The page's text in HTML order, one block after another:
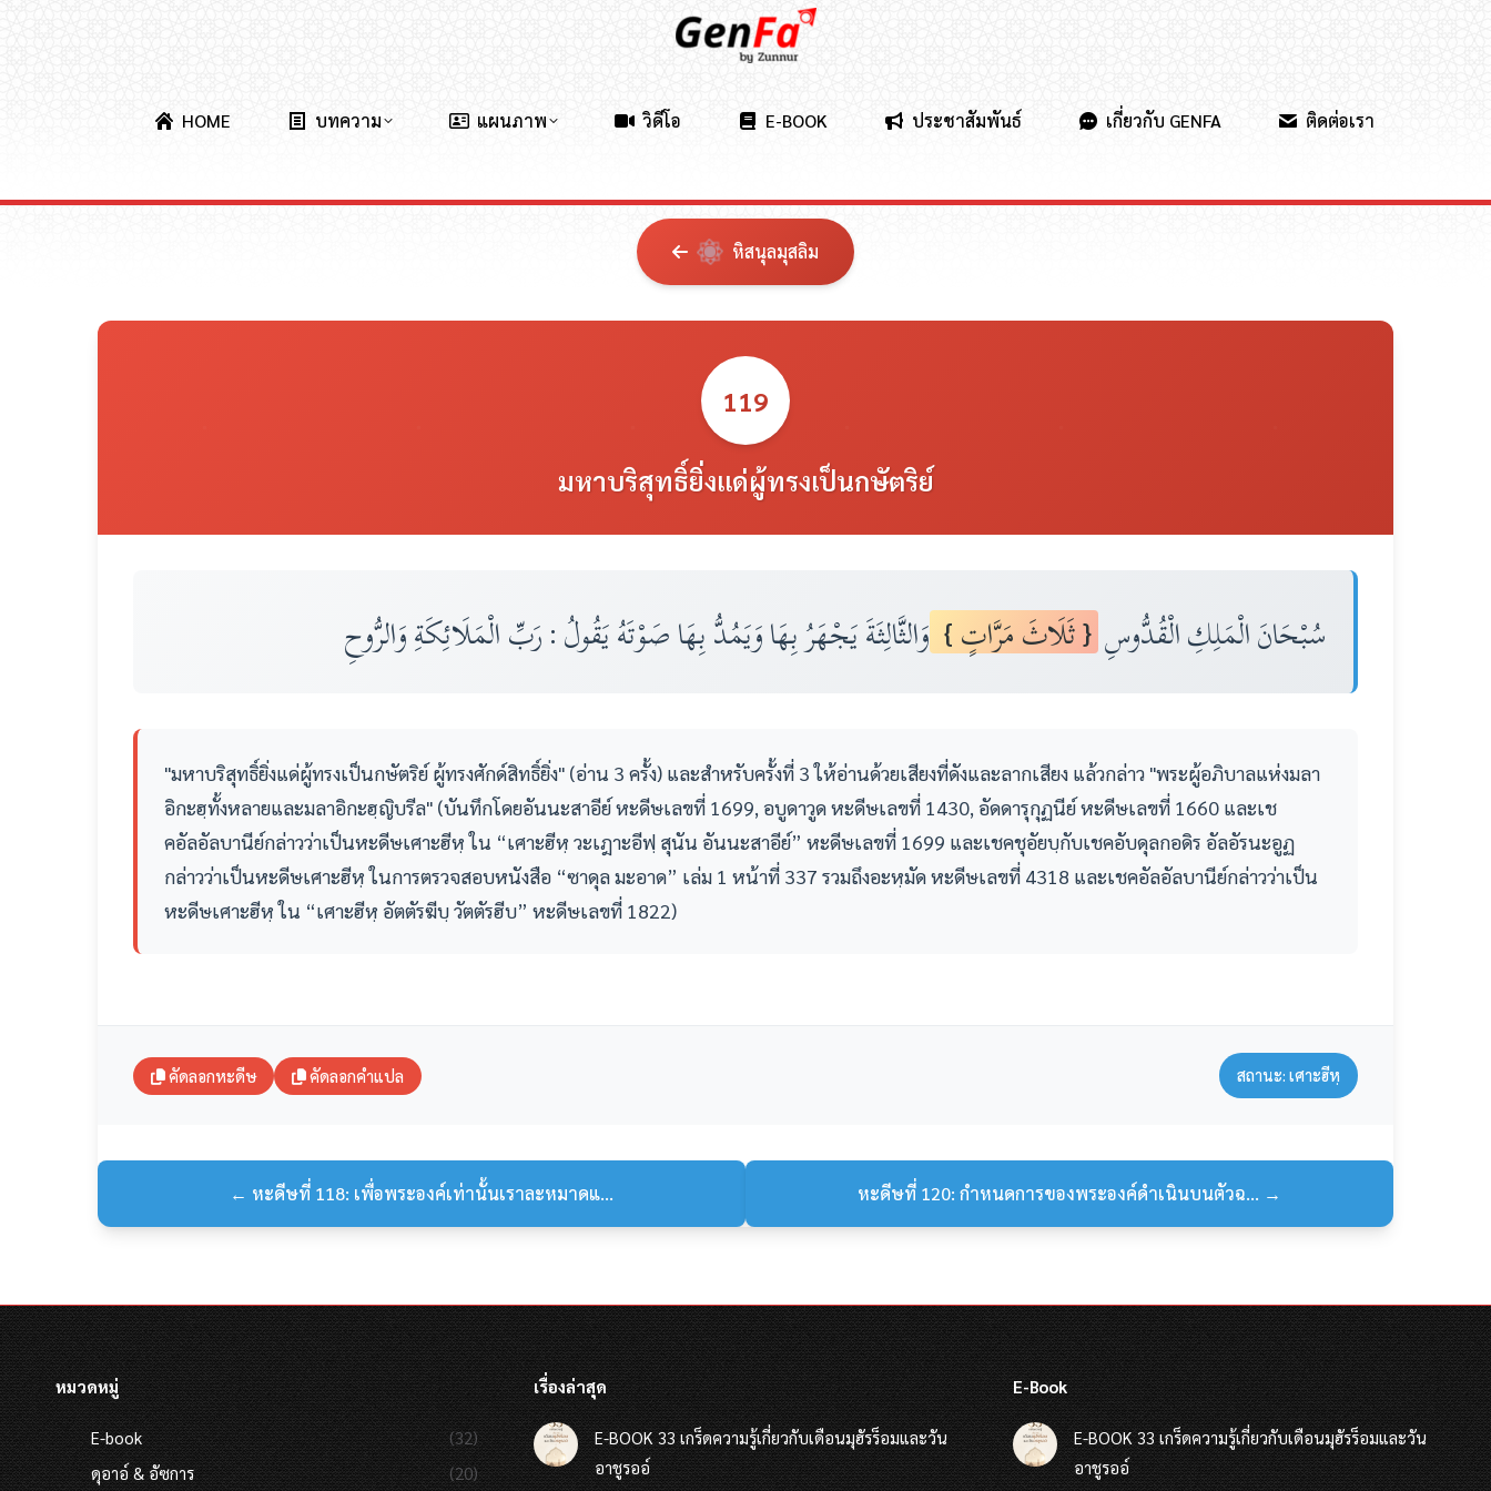
HOME บทความ แผนภาพ วิดีโอ E-BOOK ประชาสัมพันธ์ เกี่ยวกับ GENFA ติดต่อเรา
หิสนุลมุสลิม
119
มหาบริสุทธิ์ยิ่งแด่ผู้ทรงเป็นกษัตริย์
سُبْحَانَ الْمَلِكِ الْقُدُّوسِ { ثَلَاثَ مَرَّاتٍ } وَالثَّالِثَةَ يَجْهَرُ بِهَا وَيَمُدُّ بِهَا صَوْتَهُ يَقُولُ : رَبِّ الْمَلَائِكَةِ وَالرُّوحِ
"มหาบริสุทธิ์ยิ่งแด่ผู้ทรงเป็นกษัตริย์ ผู้ทรงศักด์สิทธิ์ยิ่ง" (อ่าน 3 ครั้ง) และสำหรับครั้งที่ 3 ให้อ่านด้วยเสียงที่ดังและลากเสียง แล้วกล่าว "พระผู้อภิบาลแห่งมลา
อิกะฮฺทั้งหลายและมลาอิกะฮฺญิบรีล" (บันทึกโดยอันนะสาอีย์ หะดีษเลขที่ 1699, อบูดาวูด หะดีษเลขที่ 1430, อัดดารุกุฏนีย์ หะดีษเลขที่ 1660 และเช
คอัลอัลบานีย์กล่าวว่าเป็นหะดีษเศาะฮีหฺ ใน “เศาะฮีหฺ วะเฎาะอีฟฺ สุนัน อันนะสาอีย์” หะดีษเลขที่ 1699 และเชคชุอัยบฺกับเชคอับดุลกอดิร อัลอัรนะอูฏ
กล่าวว่าเป็นหะดีษเศาะฮีหฺ ในการตรวจสอบหนังสือ “ซาดุล มะอาด” เล่ม 1 หน้าที่ 337 รวมถึงอะหฺมัด หะดีษเลขที่ 4318 และเชคอัลอัลบานีย์กล่าวว่าเป็น
หะดีษเศาะฮีหฺ ใน “เศาะฮีหฺ อัตตัรฆีบฺ วัตตัรฮีบ” หะดีษเลขที่ 1822)
คัดลอกหะดีษ คัดลอกคำแปล สถานะ: เศาะฮีหฺ
← หะดีษที่ 118: เพื่อพระองค์เท่านั้นเราละหมาดแ... หะดีษที่ 120: กำหนดการของพระองค์ดำเนินบนตัวฉ... →
หมวดหมู่
E-book
(32)
ดุอาอ์ & อัซการ
(20)
เรื่องล่าสุด
E-BOOK 33 เกร็ดความรู้เกี่ยวกับเดือนมุฮัรร็อมและวัน
อาชูรออ์
E-Book
E-BOOK 33 เกร็ดความรู้เกี่ยวกับเดือนมุฮัรร็อมและวัน
อาชูรออ์